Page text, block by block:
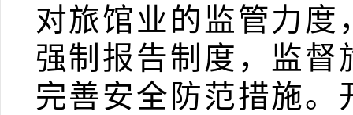
对旅馆业的监管力度
强制报告制度，监督
完善安全防范措施。